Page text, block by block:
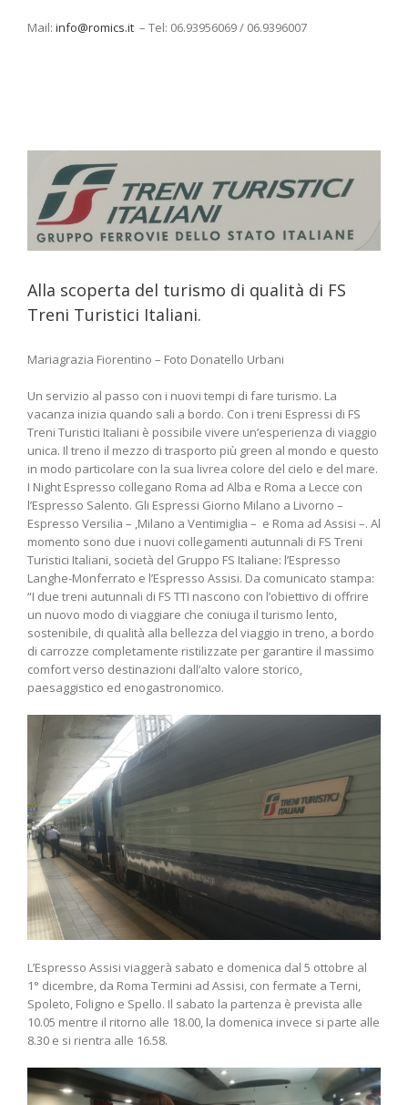
Mail: info@romics.it – Tel: 06.93956069 / 06.9396007
Alla scoperta del turismo di qualità di FS
Treni Turistici Italiani.
Mariagrazia Fiorentino – Foto Donatello Urbani
Un servizio al passo con i nuovi tempi di fare turismo. La
vacanza inizia quando sali a bordo. Con i treni Espressi di FS
Treni Turistici Italiani è possibile vivere un’esperienza di viaggio
unica. Il treno il mezzo di trasporto più green al mondo e questo
in modo particolare con la sua livrea colore del cielo e del mare.
I Night Espresso collegano Roma ad Alba e Roma a Lecce con
l’Espresso Salento. Gli Espressi Giorno Milano a Livorno –
Espresso Versilia – ,Milano a Ventimiglia – e Roma ad Assisi –. Al
momento sono due i nuovi collegamenti autunnali di FS Treni
Turistici Italiani, società del Gruppo FS Italiane: l’Espresso
Langhe-Monferrato e l’Espresso Assisi. Da comunicato stampa:
“I due treni autunnali di FS TTI nascono con l’obiettivo di offrire
un nuovo modo di viaggiare che coniuga il turismo lento,
sostenibile, di qualità alla bellezza del viaggio in treno, a bordo
di carrozze completamente ristilizzate per garantire il massimo
comfort verso destinazioni dall’alto valore storico,
paesaggistico ed enogastronomico.
L’Espresso Assisi viaggerà sabato e domenica dal 5 ottobre al
1° dicembre, da Roma Termini ad Assisi, con fermate a Terni,
Spoleto, Foligno e Spello. Il sabato la partenza è prevista alle
10.05 mentre il ritorno alle 18.00, la domenica invece si parte alle
8.30 e si rientra alle 16.58.